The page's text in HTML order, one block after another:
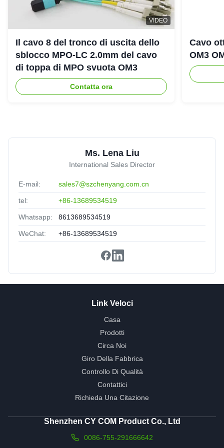
★★★★★
★★★★★
Experienced supplier,good service,it is valuable to have a
H
High quality MTP MPO cable MPO/MTP-LC Fiber optic
trunk Patch Cord
VIDEO
Il cavo 8 del tronco di uscita dello
sblocco MPO-LC 2.0mm del cavo
di toppa di MPO svuota OM3
Contatta ora
Cavo
OM3
Ms. Lena Liu
International Sales Director
E-mail: sales7@szchenyang.com.cn
tel: +86-13689534519
Whatsapp: 8613689534519
WeChat: +86-13689534519
Link Veloci
Casa
Prodotti
Circa Noi
Giro Della Fabbrica
Controllo Di Qualità
Contattici
Richieda Una Citazione
Shenzhen CY COM Product Co., Ltd
0086-755-291666642